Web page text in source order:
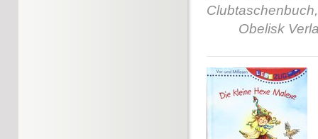
Clubtaschenbuch,
Obelisk